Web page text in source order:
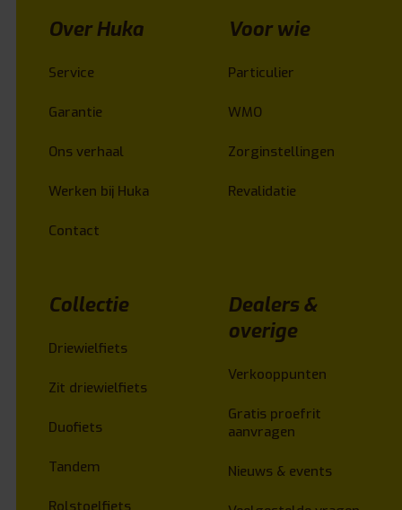
Over Huka
Service
Garantie
Ons verhaal
Werken bij Huka
Contact
Voor wie
Particulier
WMO
Zorginstellingen
Revalidatie
Collectie
Driewielfiets
Zit driewielfiets
Duofiets
Tandem
Rolstoelfiets
Dealers &
overige
Verkooppunten
Gratis proefrit
aanvragen
Nieuws & events